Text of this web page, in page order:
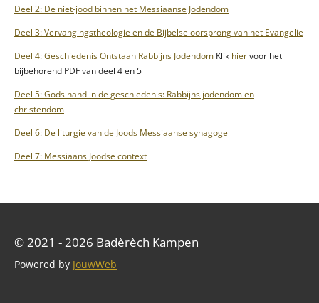
Deel 2: De niet-jood binnen het Messiaanse Jodendom
Deel 3: Vervangingstheologie en de Bijbelse oorsprong van het Evangelie
Deel 4: Geschiedenis Ontstaan Rabbijns Jodendom Klik hiervoor het
bijbehorend PDF van deel 4 en 5
Deel 5: Gods hand in de geschiedenis: Rabbijns jodendom en
christendom
Deel 6: De liturgie van de Joods Messiaanse synagoge
Deel 7: Messiaans Joodse context
© 2021 - 2026 Badèrèch Kampen
Powered by JouwWeb